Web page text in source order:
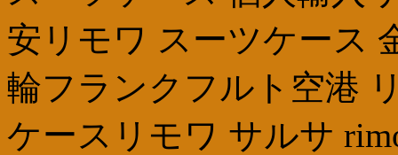
安リモワ スーツケース
輪フランクフルト空港
ケースリモワ サルサ